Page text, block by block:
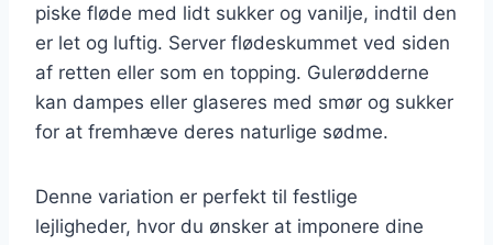
piske fløde med lidt sukker og vanilje, indtil den
er let og luftig. Server flødeskummet ved siden
af retten eller som en topping. Gulerødderne
kan dampes eller glaseres med smør og sukker
for at fremhæve deres naturlige sødme.
Denne variation er perfekt til festlige
lejligheder, hvor du ønsker at imponere dine